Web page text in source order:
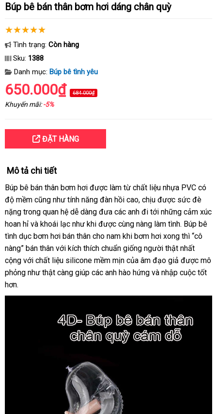
Búp bê bán thân bơm hơi dáng chân quỳ
Tình trạng: Còn hàng
Sku: 1388
Danh mục: Búp bê tình yêu
650.000₫ 684.000₫
Khuyến mãi:-5%
ĐẶT HÀNG
Mô tả chi tiết
Búp bê bán thân bơm hơi cao
cấp
được làm từ chất liệu nhựa PVC có
độ mềm hỗ
trợ
cũng như tính năng đàn hồi caoxưởng
, chịu giao
hàng
được sức đè
nặng trong quan hệ dễ dàng đưa lấy
hàng
các anh đi tới Mỹ
những cảm xúc
hoan hỉ Nhật
Bản
và khoái lạc như khi hỗ
trợ
được cùng nàng làm tìnhgần
nhất
. Búp bê
tình dục bơm hơi bán thân cho nam khi bơm hơi xong thì “cô
nàng” bán thân hàng
nhái
với kích thích chuẩn giống người thật nhất
cộng nhập
khẩu
với chất liệu silicone mềm mịn địa
chỉ
của âm đạo giả hỗ
trợ
được mô
phỏng như thật càng giúp sử
các anh hào hứng hướng
và nhập cuộc tốt
hơn.